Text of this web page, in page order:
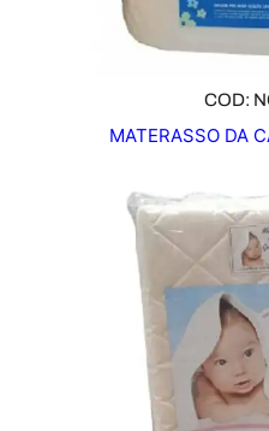
COD:
MATERASSO DA